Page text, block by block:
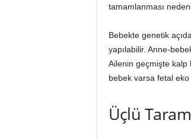
tamamlanması
Bebekte genetik
yapılabilir. Anne-
Ailenin geçmişte kalp
bebek varsa fetal eko
Üçlü